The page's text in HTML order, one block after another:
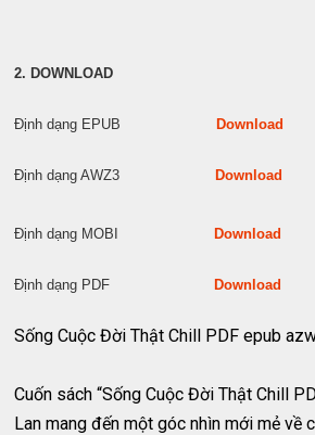
2. DOWNLOAD
Định dạng EPUBDownload
Định dạng AWZ3Download
Định dạng MOBIDownload
Định dạng PDFDownload
Sống Cuộc Đời Thật Chill PDF epub
Cuốn sách “Sống Cuộc Đời Thật Chill
Lan mang đến một góc nhìn mới mẻ về